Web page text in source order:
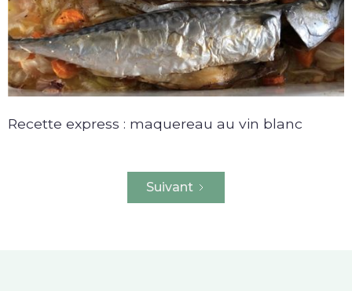
Recette express : maquereau au vin blanc
Suivant